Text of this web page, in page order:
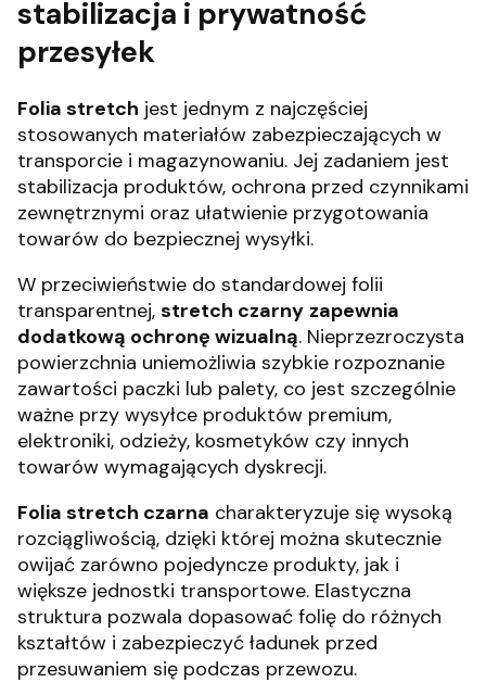
stabilizacja i prywatność
przesyłek
Folia stretch jest jednym z najczęściej
stosowanych materiałów zabezpieczających w
transporcie i magazynowaniu. Jej zadaniem jest
stabilizacja produktów, ochrona przed czynnikami
zewnętrznymi oraz ułatwienie przygotowania
towarów do bezpiecznej wysyłki.
W przeciwieństwie do standardowej folii
transparentnej, stretch czarny zapewnia
dodatkową ochronę wizualną. Nieprzezroczysta
powierzchnia uniemożliwia szybkie rozpoznanie
zawartości paczki lub palety, co jest szczególnie
ważne przy wysyłce produktów premium,
elektroniki, odzieży, kosmetyków czy innych
towarów wymagających dyskrecji.
Folia stretch czarna charakteryzuje się wysoką
rozciągliwością, dzięki której można skutecznie
owijać zarówno pojedyncze produkty, jak i
większe jednostki transportowe. Elastyczna
struktura pozwala dopasować folię do różnych
kształtów i zabezpieczyć ładunek przed
przesuwaniem się podczas przewozu.